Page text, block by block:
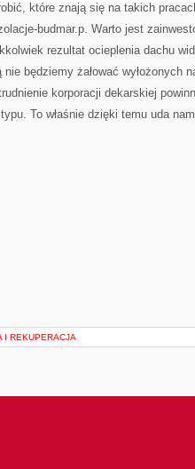
które znają się na takich
budmar.p. Warto jest
rezultat ocieplenia dachu
będziemy żałować wyłożonych
korporacji dekarskiej
To właśnie dzięki temu uda
I REKUPERACJA